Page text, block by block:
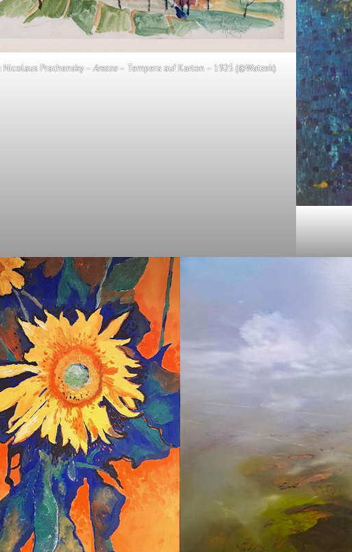
Nicolaus Prachensky –Arezzo– Tempera auf Karton – 1925 (©Watzek)